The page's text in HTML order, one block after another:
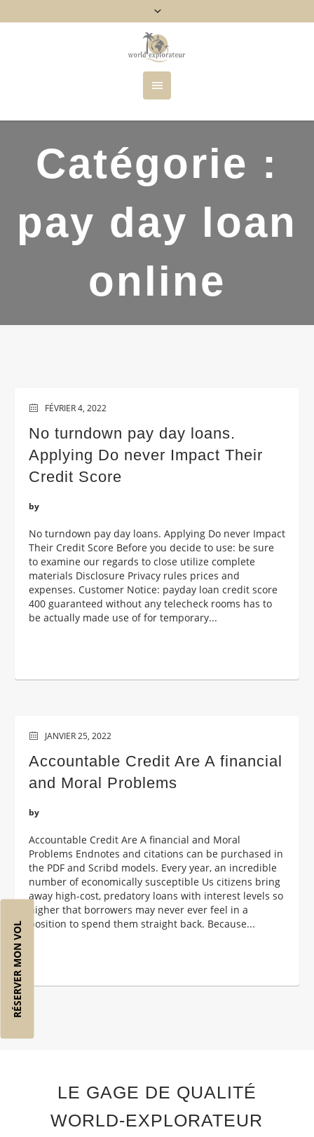
RÉSERVER MON VOL
Catégorie :
pay day loan
online
FÉVRIER 4, 2022
No turndown pay day loans.
Applying Do never Impact Their
Credit Score
by
No turndown pay day loans. Applying Do never Impact
Their Credit Score Before you decide to use: be sure
to examine our regards to close utilize complete
materials Disclosure Privacy rules prices and
expenses. Customer Notice: payday loan credit score
400 guaranteed without any telecheck rooms has to
be actually made use of for temporary...
JANVIER 25, 2022
Accountable Credit Are A financial
and Moral Problems
by
Accountable Credit Are A financial and Moral
Problems Endnotes and citations can be purchased in
the PDF and Scribd models. Every year, an incredible
number of economically susceptible Us citizens bring
away high-cost, predatory loans with interest levels so
higher that borrowers may never ever feel in a
position to spend them straight back. Because...
LE GAGE DE QUALITÉ
WORLD-EXPLORATEUR